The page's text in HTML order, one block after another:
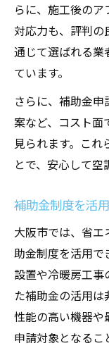
らに、施工後の
対応力も、評判の
通じて選ばれる業
ています。
さらに、補助金
案など、コスト面
見られます。これ
とで、安心して空
補助金制度を活
大阪市では、省
助金制度を活用で
設置や冷暖房工
た補助金の活用
性能の高い機器や
申請対象となるこ